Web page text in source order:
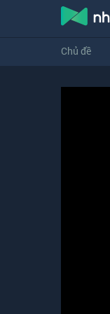
Chủ đề